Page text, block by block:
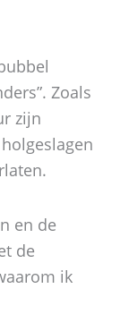
Zoals
zijn
en de
de
ik